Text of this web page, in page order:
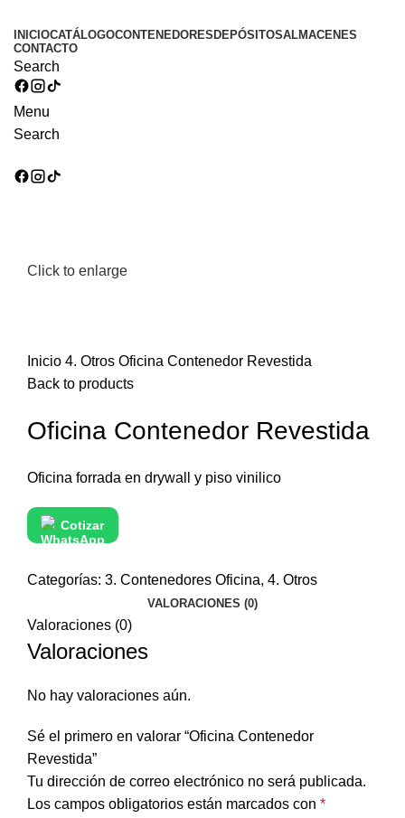
INICIOCATÁLOGOCONTENEDORES DEPÓSITOSALMACENES
CONTACTO
Search
Menu
Search
Click to enlarge
Inicio 4. Otros Oficina Contenedor Revestida
Back to products
Oficina Contenedor Revestida
Oficina forrada en drywall y piso vinilico
Cotizar
Categorías: 3. Contenedores Oficina, 4. Otros
VALORACIONES (0)
Valoraciones (0)
Valoraciones
No hay valoraciones aún.
Sé el primero en valorar “Oficina Contenedor
Revestida”
Tu dirección de correo electrónico no será publicada.
Los campos obligatorios están marcados con *